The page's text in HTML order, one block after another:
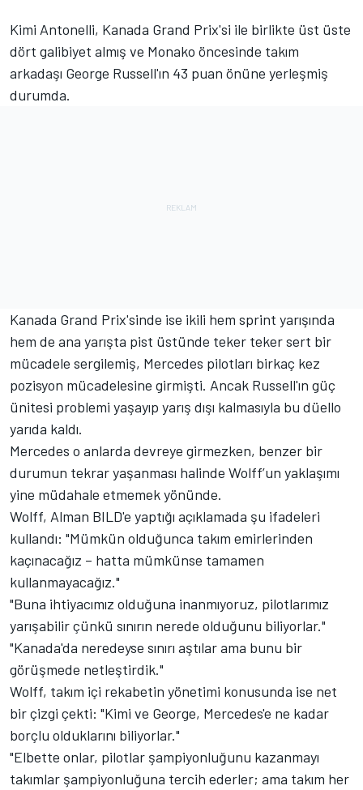
Kimi Antonelli, Kanada Grand Prix'si ile birlikte üst üste
dört galibiyet almış ve Monako öncesinde takım
arkadaşı George Russell'ın 43 puan önüne yerleşmiş
durumda.
Kanada Grand Prix'sinde ise ikili hem sprint yarışında
hem de ana yarışta pist üstünde teker teker sert bir
mücadele sergilemiş, Mercedes pilotları birkaç kez
pozisyon mücadelesine girmişti. Ancak Russell'ın güç
ünitesi problemi yaşayıp yarış dışı kalmasıyla bu düello
yarıda kaldı.
Mercedes o anlarda devreye girmezken, benzer bir
durumun tekrar yaşanması halinde Wolff’un yaklaşımı
yine müdahale etmemek yönünde.
Wolff, Alman BILD'e yaptığı açıklamada şu ifadeleri
kullandı: "Mümkün olduğunca takım emirlerinden
kaçınacağız – hatta mümkünse tamamen
kullanmayacağız."
"Buna ihtiyacımız olduğuna inanmıyoruz, pilotlarımız
yarışabilir çünkü sınırın nerede olduğunu biliyorlar."
"Kanada'da neredeyse sınırı aştılar ama bunu bir
görüşmede netleştirdik."
Wolff, takım içi rekabetin yönetimi konusunda ise net
bir çizgi çekti: "Kimi ve George, Mercedes'e ne kadar
borçlu olduklarını biliyorlar."
"Elbette onlar, pilotlar şampiyonluğunu kazanmayı
takımlar şampiyonluğuna tercih ederler; ama takım her